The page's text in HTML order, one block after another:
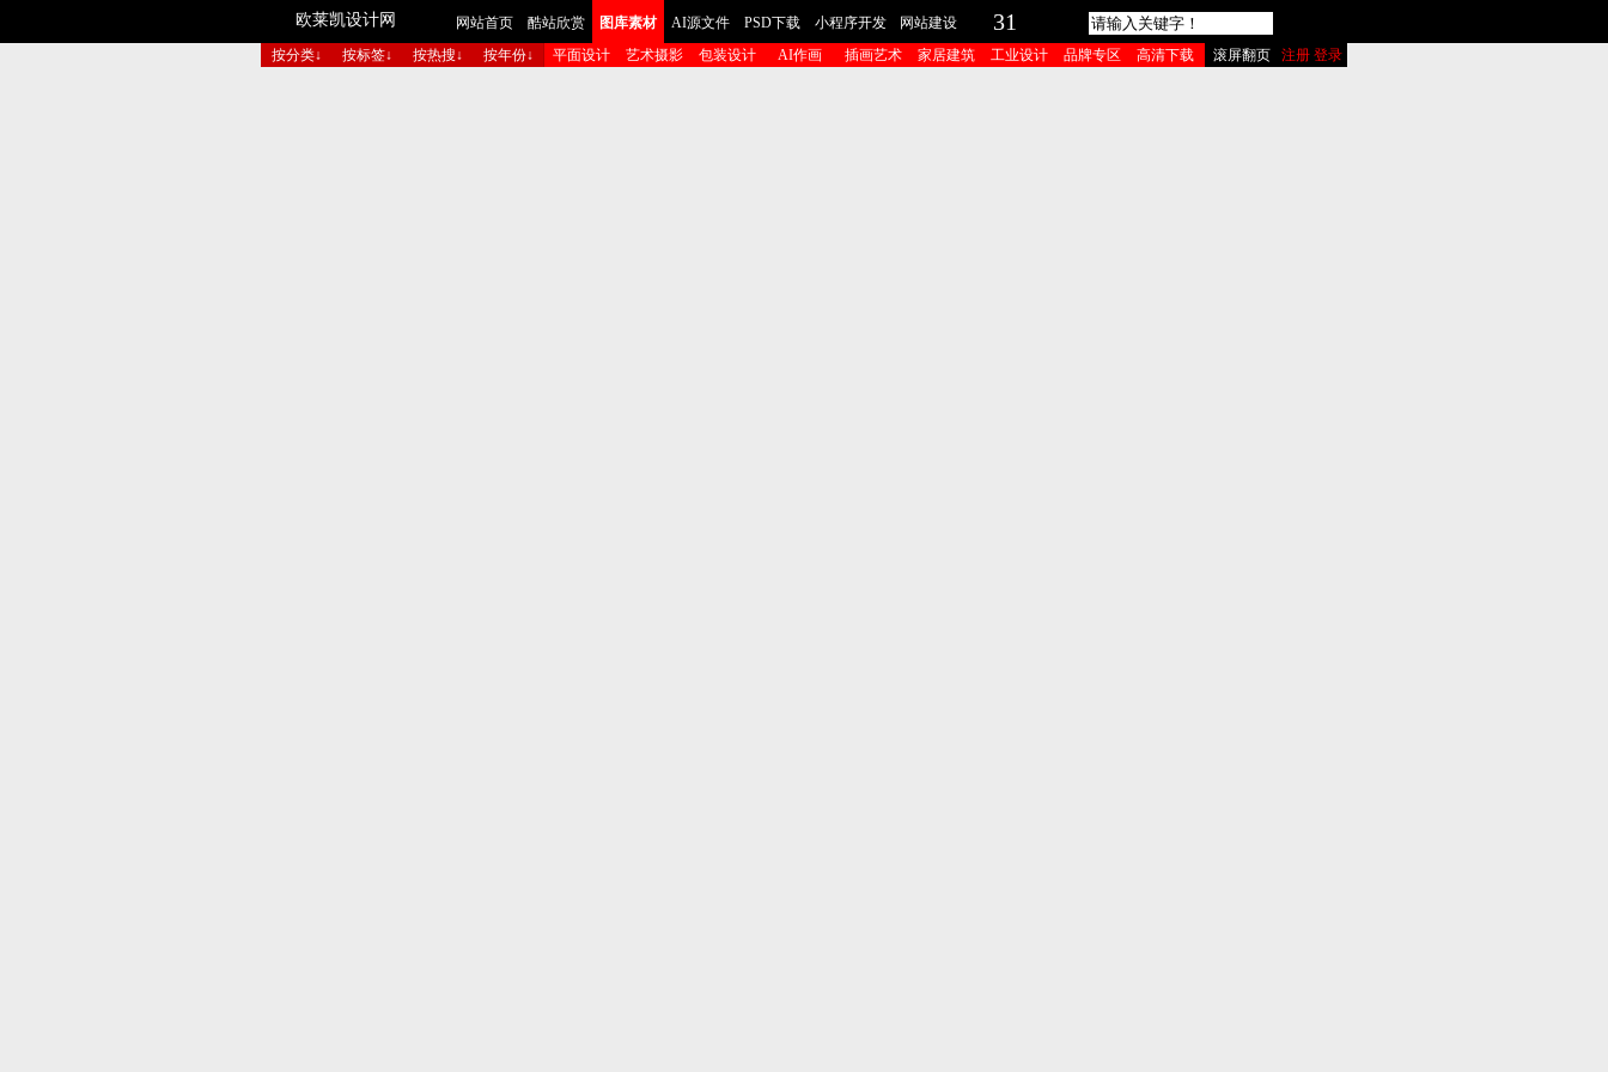
欧莱凯设计网 网站首页 酷站欣赏 图库素材 AI源文件 PSD下载 小程序开发 网站建设 31
按分类↓ 按标签↓ 按热搜↓ 按年份↓ 平面设计 艺术摄影 包装设计 AI作画 插画艺术 家居建筑 工业设计 品牌专区 高清下载 注册 登录
滚屏翻页